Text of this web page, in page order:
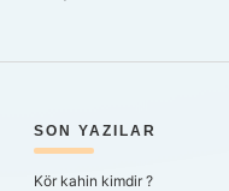
SIDEBAR
SON YAZILAR
Kör kahin kimdir ?